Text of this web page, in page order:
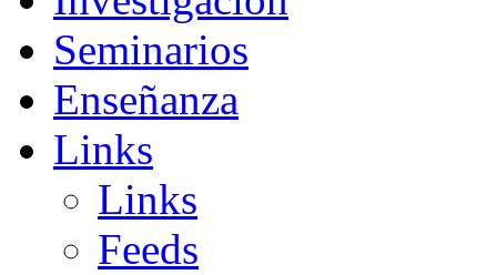
Seminarios
Enseñanza
Links
Links
Feeds